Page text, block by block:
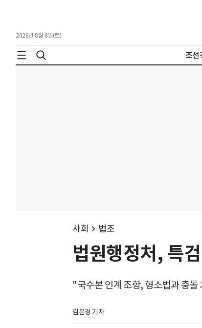
2026년 8월 8일(토)
조선
사회 법조
법원행정처, 특
"국수본 인계 조항, 형소법과 충돌
김은경 기자